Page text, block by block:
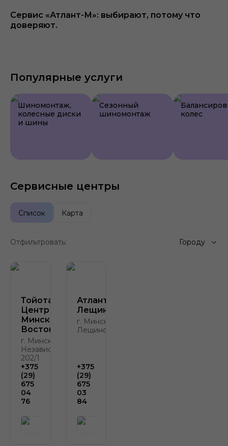
Сервис «Атлант-М»: выбирают, потому что
доверяют.
Популярные услуги
Шиномонтаж,
колесные диски
и шины
Сезонный
шиномонтаж
колес
Сервисные центры
Список Карта
Отфильтровать: Городу
Тойота
Центр
Минск
Восток
г. Минск, пр.
Независимости,
202/1
+375
(29)
675
04
76
Атлант-М
Лещинского
г. Минск, ул.
Лещинского, 4
+375
(29)
675
03
84